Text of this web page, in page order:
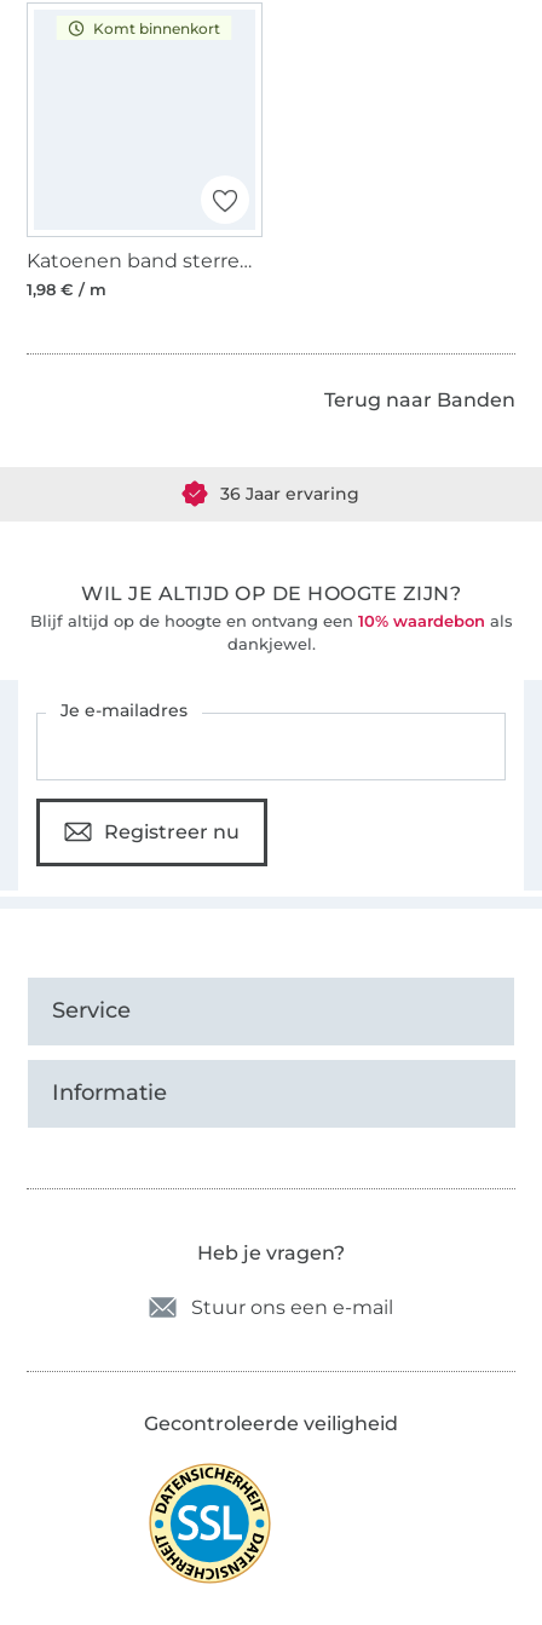
Komt binnenkort
Katoenen band sterren, turquoise
1,98 € / m
Terug naar Banden
36 Jaar ervaring
WIL JE ALTIJD OP DE HOOGTE ZIJN?
Blijf altijd op de hoogte en ontvang een 10% waardebon als
dankjewel.
Je e-mailadres
Registreer nu
Service
Informatie
Heb je vragen?
Stuur ons een e-mail
Gecontroleerde veiligheid